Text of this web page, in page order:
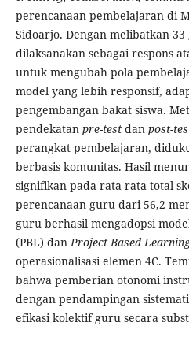
perencanaan pembelajaran di
Sidoarjo. Dengan melibatkan
dilaksanakan sebagai respons
untuk mengubah pola
model yang lebih responsif,
pengembangan bakat siswa.
pendekatan pre-testdan post-
perangkat pembelajaran,
berbasis komunitas. Hasil
signifikan pada rata-rata total
perencanaan guru dari 56,2
guru berhasil mengadopsi
(PBL) danProject Based
operasionalisasi elemen 4C.
bahwa pemberian otonomi
dengan pendampingan
efikasi kolektif guru secara